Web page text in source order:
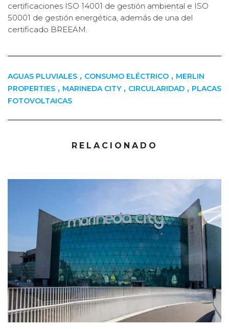
certificaciones ISO 14001 de gestión ambiental e ISO
50001 de gestión energética, además de una del
certificado BREEAM.
AGUAS PLUVIALES , CONSUMO ELÉCTRICO , MERLIN
PROPERTIES , MARINEDA CITY , CIRCULARIDAD , PLACAS
FOTOVOLTAICAS
RELACIONADO